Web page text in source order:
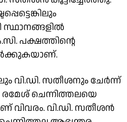
സ്ഥാനങ്ങളിൽ
പക്ഷത്തിൻ്റെ
വി.ഡി. സതീശനും ചേർന്ന്
ചെന്നിത്തലയെ
വിവരം. വി.ഡി. സതീശൻ